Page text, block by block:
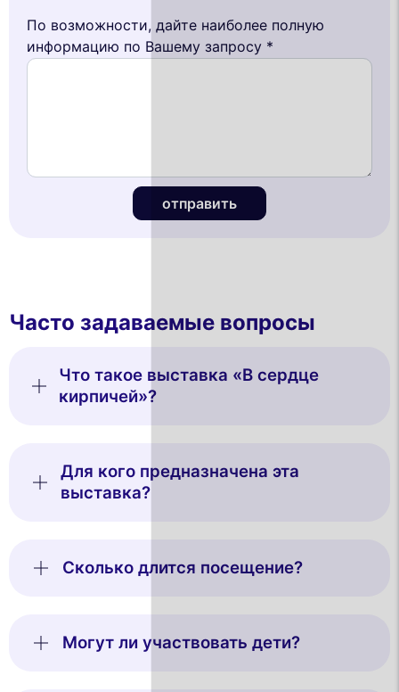
По возможности, дайте наиболее полную
информацию по Вашему запросу *
отправить
Часто задаваемые вопросы
Что такое выставка «В сердце
кирпичей»?
Для кого предназначена эта
выставка?
Сколько длится посещение?
Могут ли участвовать дети?